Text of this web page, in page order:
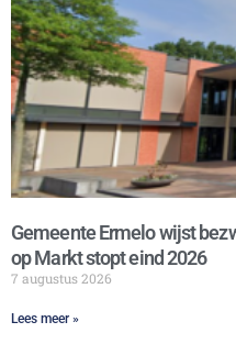
Gemeente Ermelo wijst
op Markt stopt eind 2026
7 augustus 2026
Lees meer »